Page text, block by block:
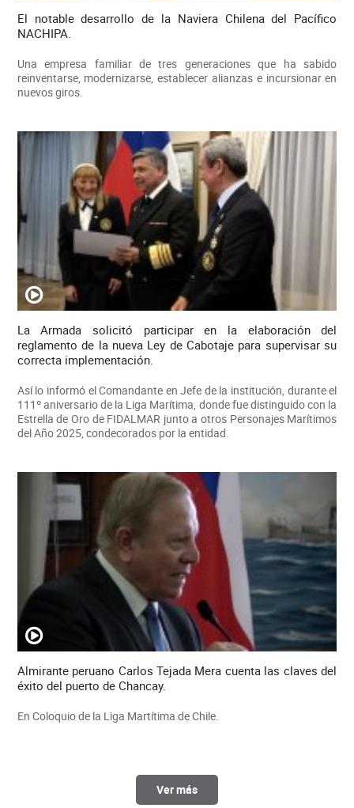
El notable desarrollo de la Naviera Chilena del Pacífico
NACHIPA.
Una empresa familiar de tres generaciones que ha sabido
reinventarse, modernizarse, establecer alianzas e incursionar en
nuevos giros.
La Armada solicitó participar en la elaboración del
reglamento de la nueva Ley de Cabotaje para supervisar su
correcta implementación.
Así lo informó el Comandante en Jefe de la institución, durante el
111º aniversario de la Liga Marítima, donde fue distinguido con la
Estrella de Oro de FIDALMAR junto a otros Personajes Marítimos
del Año 2025, condecorados por la entidad.
Almirante peruano Carlos Tejada Mera cuenta las claves del
éxito del puerto de Chancay.
En Coloquio de la Liga Martítima de Chile.
Ver más